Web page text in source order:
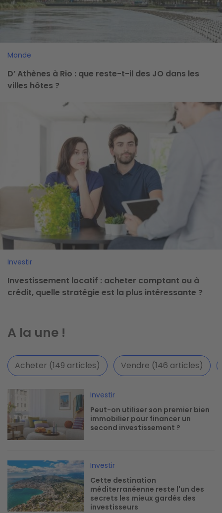
Monde
D’ Athènes à Rio : que reste-t-il des JO dans les
villes hôtes ?
Investir
Investissement locatif : acheter comptant ou à
crédit, quelle stratégie est la plus intéressante ?
A la une !
Acheter (149 articles) Vendre (146 articles)
Image
Investir
Peut-on utiliser son premier bien
immobilier pour financer un
second investissement ?
Image
Investir
Cette destination
méditerranéenne reste l'un des
secrets les mieux gardés des
investisseurs